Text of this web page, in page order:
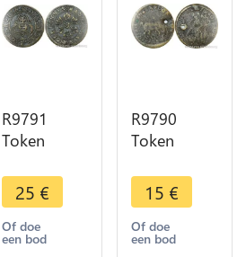
R9791
Token
Jeton de
Compte
Hans
Krauwinkel
25 €
Of doe
een bod
R9790
Token
Nuremberg
Hans
Krauwinkel
Soldat
15 €
Of doe
een bod